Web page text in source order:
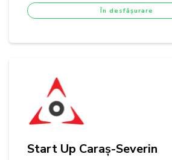
În desfășurare
Start Up Caraș-Severin